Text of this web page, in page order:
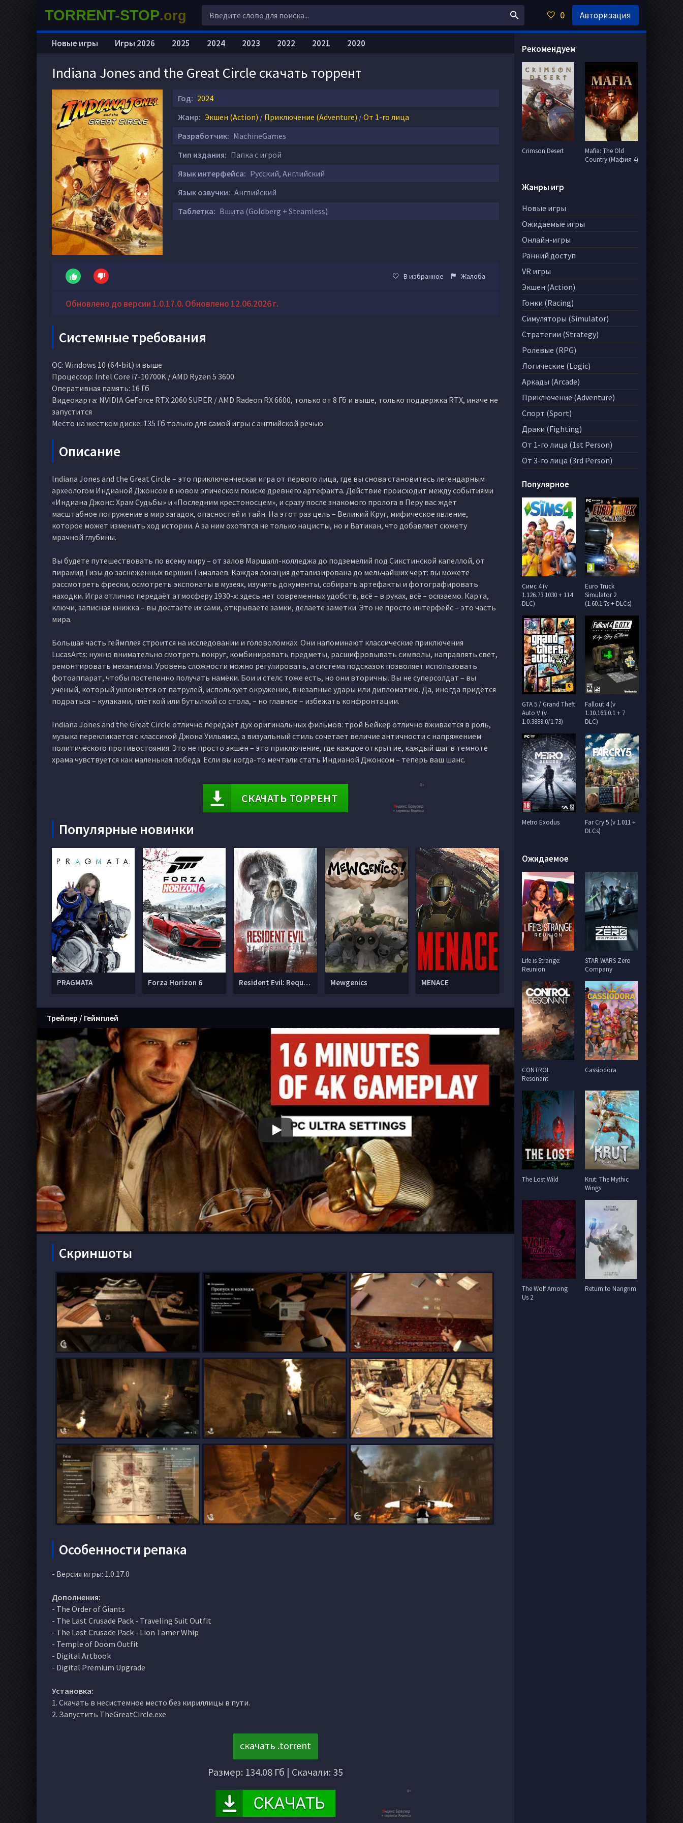
Indiana Jones and the Great Circle скачать торрент
Год: 2024
Жанр: Экшен (Action) / Приключение (Adventure) /От 1-го лица
Разработчик: MachineGames
Тип издания: Папка с игрой
Язык интерфейса: Русский, Английский
Язык озвучки: Английский
Таблетка: Вшита (Goldberg + Steamless)
В избранное Жалоба
Обновлено до версии 1.0.17.0. Обновлено 12.06.2026 г.
Системные требования
ОС: Windows 10 (64-bit) и выше
Процессор: Intel Core i7-10700K / AMD Ryzen 5 3600
Оперативная память: 16 Гб
Видеокарта: NVIDIA GeForce RTX 2060 SUPER / AMD Radeon RX 6600, только от 8 Гб и выше, только поддержка RTX, иначе не
запустится
Место на жестком диске: 135 Гб только для самой игры с английской речью
Описание
Indiana Jones and the Great Circle – это приключенческая игра от первого лица, где вы снова становитесь легендарным
археологом Индианой Джонсом в новом эпическом поиске древнего артефакта. Действие происходит между событиями
«Индиана Джонс: Храм Судьбы» и «Последним крестоносцем», и сразу после знакомого пролога в Перу вас ждёт
масштабное погружение в мир загадок, опасностей и тайн. На этот раз цель – Великий Круг, мифическое явление,
которое может изменить ход истории. А за ним охотятся не только нацисты, но и Ватикан, что добавляет сюжету
мрачной глубины.
Вы будете путешествовать по всему миру – от залов Маршалл-колледжа до подземелий под Сикстинской капеллой, от
пирамид Гизы до заснеженных вершин Гималаев. Каждая локация детализирована до мельчайших черт: вы можете
рассмотреть фрески, осмотреть экспонаты в музеях, изучить документы, собирать артефакты и фотографировать
находки. Игра отлично передаёт атмосферу 1930-х: здесь нет современных удобств, всё – в руках, всё – осязаемо. Карта,
ключи, записная книжка – вы достаёте их сами, открываете замки, делаете заметки. Это не просто интерфейс – это часть
мира.
Большая часть геймплея строится на исследовании и головоломках. Они напоминают классические приключения
LucasArts: нужно внимательно смотреть вокруг, комбинировать предметы, расшифровывать символы, направлять свет,
ремонтировать механизмы. Уровень сложности можно регулировать, а система подсказок позволяет использовать
фотоаппарат, чтобы постепенно получать намёки. Бои и стелс тоже есть, но они вторичны. Вы не суперсолдат – вы
учёный, который уклоняется от патрулей, использует окружение, внезапные удары или дипломатию. Да, иногда придётся
подраться – кулаками, плёткой или бутылкой со стола, – но главное – избежать конфронтации.
Indiana Jones and the Great Circle отлично передаёт дух оригинальных фильмов: трой Бейкер отлично вживается в роль,
музыка перекликается с классикой Джона Уильямса, а визуальный стиль сочетает величие античности с напряжением
политического противостояния. Это не просто экшен – это приключение, где каждое открытие, каждый шаг в темноте
храма чувствуется как маленькая победа. Если вы когда-то мечтали стать Индианой Джонсом – теперь ваш шанс.
СКАЧАТЬ ТОРРЕНТ
Популярные новинки
PRAGMATA Forza Horizon 6 Resident Evil: Requiem Mewgenics MENACE
Трейлер / Геймплей
Скриншоты
Особенности репака
- Версия игры: 1.0.17.0
Дополнения:
- The Order of Giants
- The Last Crusade Pack - Traveling Suit Outfit
- The Last Crusade Pack - Lion Tamer Whip
- Temple of Doom Outfit
- Digital Artbook
- Digital Premium Upgrade
Установка:
1. Скачать в несистемное место без кириллицы в пути.
2. Запустить TheGreatCircle.exe
скачать .torrent
Размер: 134.08 Гб | Скачали: 35
Новые игры Игры 2026 2025 2024 2023 2022 2021 2020 Рекомендуем
Crimson Desert
Mafia: The Old
Country (Мафия 4)
Жанры игр
Новые игры
Ожидаемые игры
Онлайн-игры
Ранний доступ
VR игры
Экшен (Action)
Гонки (Racing)
Симуляторы (Simulator)
Стратегии (Strategy)
Ролевые (RPG)
Логические (Logic)
Аркады (Arcade)
Приключение (Adventure)
Спорт (Sport)
Драки (Fighting)
От 1-го лица (1st Person)
От 3-го лица (3rd Person)
Популярное
Симс 4 (v
1.126.73.1030 + 114
DLC)
Euro Truck
Simulator 2
(1.60.1.7s + DLCs)
GTA 5 / Grand Theft
Auto V (v
1.0.3889.0/1.73)
Fallout 4 (v
1.10.163.0.1 + 7
DLC)
Metro Exodus
Far Cry 5 (v 1.011 +
DLCs)
Ожидаемое
Life is Strange:
Reunion
STAR WARS Zero
Company
CONTROL
Resonant
Cassiodora
The Lost Wild
Krut: The Mythic
Wings
The Wolf Among
Us 2
Return to Nangrim
TORRENT-STOP.org 0 Авторизация